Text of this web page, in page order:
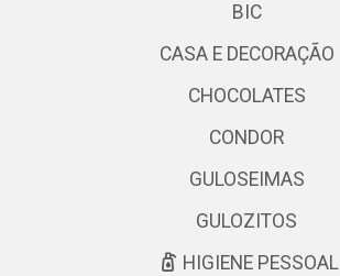
BIC
CASA E DECORAÇÃO
CHOCOLATES
CONDOR
GULOSEIMAS
GULOZITOS
HIGIENE PESSOAL